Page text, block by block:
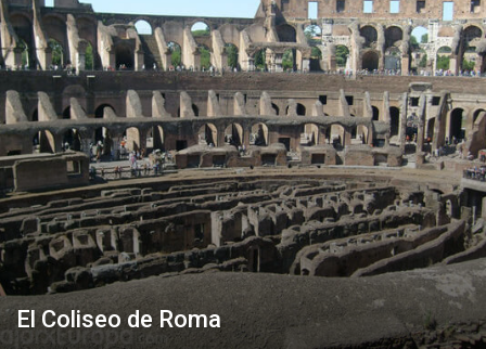
Europa
El Coliseo de Roma